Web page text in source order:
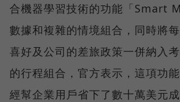
合機器學習技術的功能「Smart
數據和複雜的情境組合，同時將
喜好及公司的差旅政策一併納入
的行程組合，官方表示，這項功
經幫企業用戶省下了數十萬美元